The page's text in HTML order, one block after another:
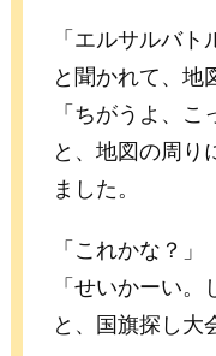
「エルサルバト
と聞かれて、地
「ちがうよ、こ
と、地図の周り
ました。
「これかな？」
「せいかーい。
と、国旗探し大